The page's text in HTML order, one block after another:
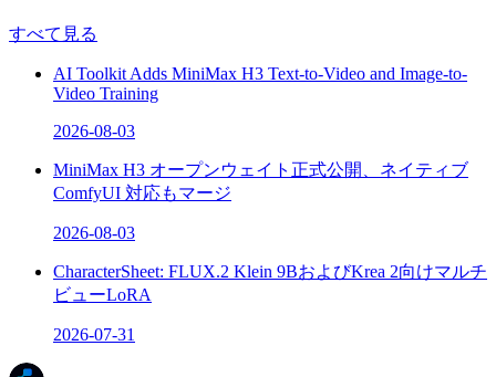
すべて見る
AI Toolkit Adds MiniMax H3 Text-to-Video and Image-to-
Video Training
2026-08-03
MiniMax H3 オープンウェイト正式公開、ネイティブ
ComfyUI 対応もマージ
2026-08-03
CharacterSheet: FLUX.2 Klein 9BおよびKrea 2向けマルチ
ビューLoRA
2026-07-31